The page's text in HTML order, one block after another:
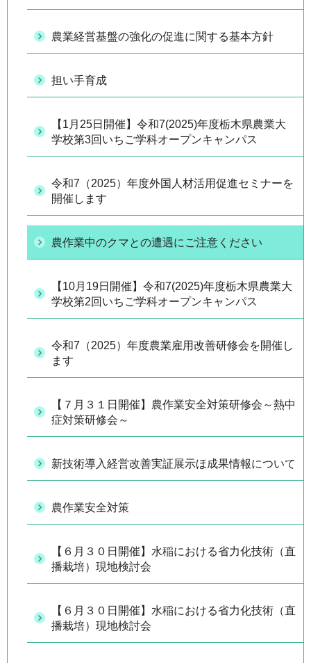
農業経営基盤の強化の促進に関する基本方針
担い手育成
【1月25日開催】令和7(2025)年度栃木県農業大
学校第3回いちご学科オープンキャンパス
令和7（2025）年度外国人材活用促進セミナーを
開催します
農作業中のクマとの遭遇にご注意ください
【10月19日開催】令和7(2025)年度栃木県農業大
学校第2回いちご学科オープンキャンパス
令和7（2025）年度農業雇用改善研修会を開催し
ます
【７月３１日開催】農作業安全対策研修会～熱中
症対策研修会～
新技術導入経営改善実証展示ほ成果情報について
農作業安全対策
【６月３０日開催】水稲における省力化技術（直
播栽培）現地検討会
【６月３０日開催】水稲における省力化技術（直
播栽培）現地検討会